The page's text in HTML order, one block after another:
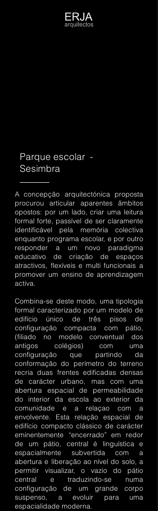
Parque escolar -
Sesimbra
A concepção arquitectónica proposta
procurou articular aparentes âmbitos
opostos: por um lado, criar uma leitura
formal forte, passível de ser claramente
identificável pela memória colectiva
enquanto programa escolar, e por outro
responder a um novo paradigma
educativo de criação de espaços
atractivos, flexíveis e multi funcionais a
promover um ensino de aprendizagem
activa.
Combina-se deste modo, uma tipologia
formal caracterizado por um modelo de
edifício único de três pisos de
configuração compacta com pátio,
(filiado no modelo conventual dos
antigos colégios) com uma
configuração que partindo da
conformação do perímetro do terreno
recria duas frentes edificadas densas
de carácter urbano, mas com uma
abertura espacial de permeabilidade
do interior da escola ao exterior da
comunidade e a relaçao com a
envolvente. Esta relação espacial de
edifício compacto clássico de carácter
eminentemente “encerrado” em redor
de um pátio, central é linguística e
espacialmente subvertida com a
abertura e liberação ao nível do solo, a
permitir visualizar, o vazio do pátio
central e traduzindo-se numa
configuração de um grande corpo
suspenso, a evoluir para uma
espacialidade moderna.